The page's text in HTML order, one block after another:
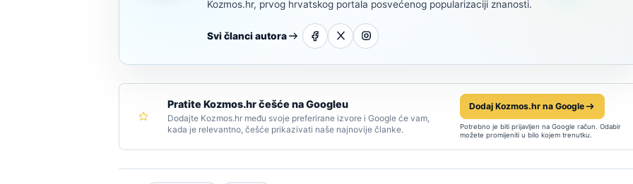
Kozmos.hr, prvog hrvatskog portala posvećenog popularizaciji znanosti.
Svi članci autora
Pratite Kozmos.hr češće na Googleu
Dodajte Kozmos.hr među svoje preferirane izvore i Google će vam,
kada je relevantno, češće prikazivati naše najnovije članke.
Dodaj Kozmos.hr na Google
Potrebno je biti prijavljen na Google račun. Odabir
možete promijeniti u bilo kojem trenutku.